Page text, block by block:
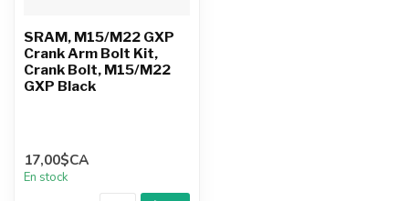
SRAM, M15/M22 GXP
Crank Arm Bolt Kit,
Crank Bolt, M15/M22
GXP Black
17,00$CA
En stock